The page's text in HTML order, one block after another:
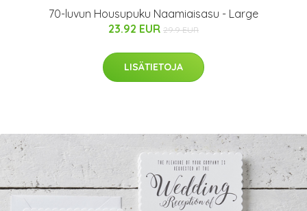
70-luvun Housupuku Naamiaisasu - Large
23.92 EUR 29.9 EUR
LISÄTIETOJA